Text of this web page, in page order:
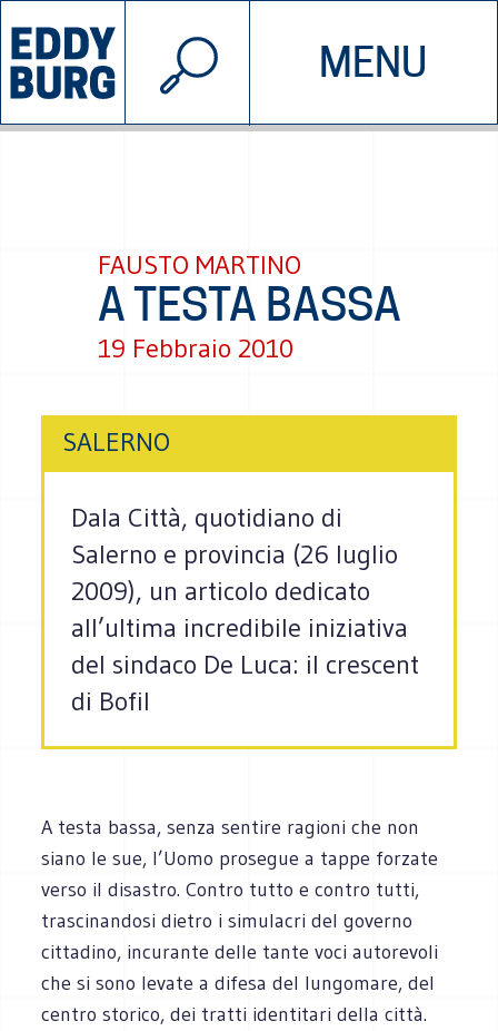
MENU
INIZIATIVE CHI SIAMO
© 2026 EDDYBURG
FAUSTO MARTINO
A TESTA BASSA
19 Febbraio 2010
SALERNO
Dala Città, quotidiano di
Salerno e provincia (26 luglio
2009), un articolo dedicato
all’ultima incredibile iniziativa
del sindaco De Luca: il crescent
di Bofil
A testa bassa, senza sentire ragioni che non
siano le sue, l’Uomo prosegue a tappe forzate
verso il disastro. Contro tutto e contro tutti,
trascinandosi dietro i simulacri del governo
cittadino, incurante delle tante voci autorevoli
che si sono levate a difesa del lungomare, del
centro storico, dei tratti identitari della città.